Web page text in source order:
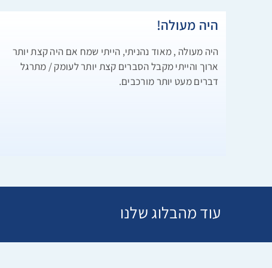
היה מעולה!
היה מעולה , מאוד נהניתי, הייתי שמח אם היה קצת יותר
ארוך והייתי מקבל הסברים קצת יותר לעומק / מתרגל
דברים מעט יותר מורכבים.
עוד מהבלוג שלנו